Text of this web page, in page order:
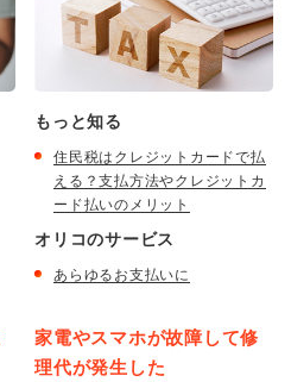
もっと知る
住民税はクレジットカードで払
える？支払方法やクレジットカ
ード払いのメリット
オリコのサービス
あらゆるお支払いに
家電やスマホが故障して修
理代が発生した